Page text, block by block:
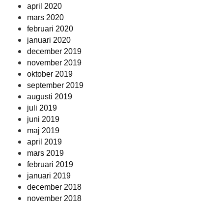
april 2020
mars 2020
februari 2020
januari 2020
december 2019
november 2019
oktober 2019
september 2019
augusti 2019
juli 2019
juni 2019
maj 2019
april 2019
mars 2019
februari 2019
januari 2019
december 2018
november 2018